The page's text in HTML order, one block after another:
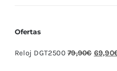
Ofertas
Reloj DGT2500 79,90€ El
69,90